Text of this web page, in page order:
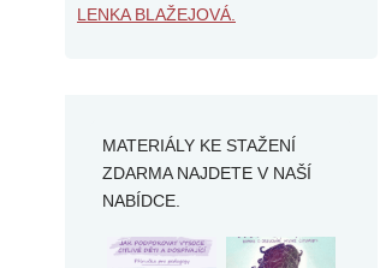
LENKA BLAŽEJOVÁ.
MATERIÁLY KE STAŽENÍ
ZDARMA NAJDETE V NAŠÍ
NABÍDCE.